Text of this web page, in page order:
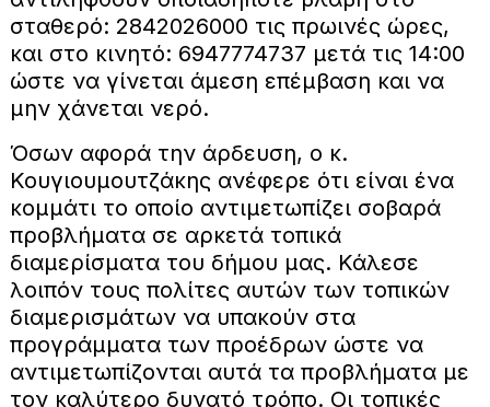
σταθερό: 2842026000 τις πρωινές ώρες,
και στο κινητό: 6947774737 μετά τις 14:00
ώστε να γίνεται άμεση επέμβαση και να
μην χάνεται νερό.
Όσων αφορά την άρδευση, ο κ.
Κουγιουμουτζάκης ανέφερε ότι είναι ένα
κομμάτι το οποίο αντιμετωπίζει σοβαρά
προβλήματα σε αρκετά τοπικά
διαμερίσματα του δήμου μας. Κάλεσε
λοιπόν τους πολίτες αυτών των τοπικών
διαμερισμάτων να υπακούν στα
προγράμματα των προέδρων ώστε να
αντιμετωπίζονται αυτά τα προβλήματα με
τον καλύτερο δυνατό τρόπο. Οι τοπικές